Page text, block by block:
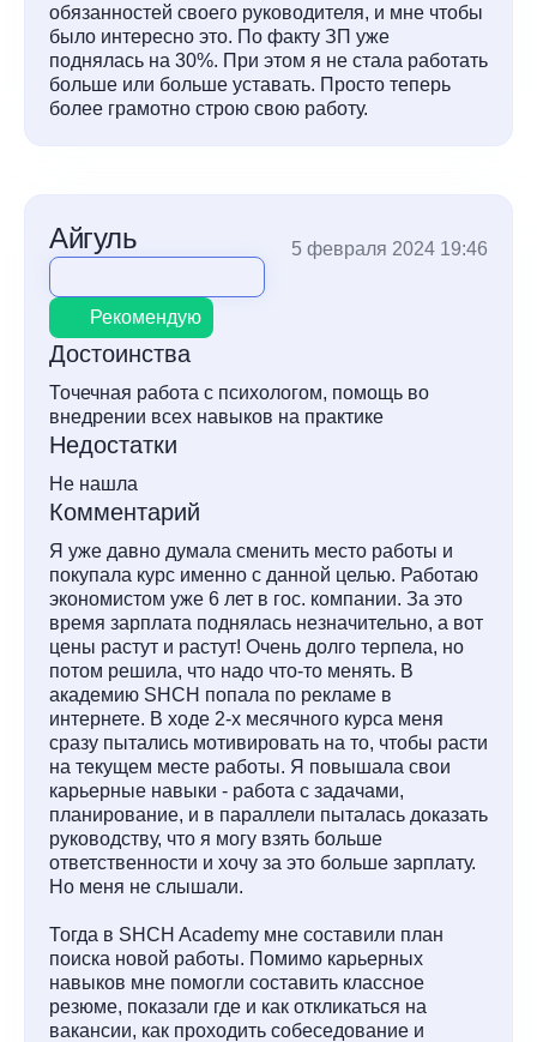
обязанностей своего руководителя, и мне чтобы
было интересно это. По факту ЗП уже
поднялась на 30%. При этом я не стала работать
больше или больше уставать. Просто теперь
более грамотно строю свою работу.
Айгуль 5 февраля 2024 19:46
Рекомендую
Достоинства
Точечная работа с психологом, помощь во
внедрении всех навыков на практике
Недостатки
Не нашла
Комментарий
Я уже давно думала сменить место работы и
покупала курс именно с данной целью. Работаю
экономистом уже 6 лет в гос. компании. За это
время зарплата поднялась незначительно, а вот
цены растут и растут! Очень долго терпела, но
потом решила, что надо что-то менять. В
академию SHCH попала по рекламе в
интернете. В ходе 2-х месячного курса меня
сразу пытались мотивировать на то, чтобы расти
на текущем месте работы. Я повышала свои
карьерные навыки - работа с задачами,
планирование, и в параллели пыталась доказать
руководству, что я могу взять больше
ответственности и хочу за это больше зарплату.
Но меня не слышали.
Тогда в SHCH Academy мне составили план
поиска новой работы. Помимо карьерных
навыков мне помогли составить классное
резюме, показали где и как откликаться на
вакансии, как проходить собеседование и